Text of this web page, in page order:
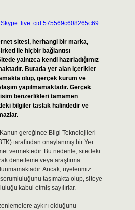
Skype: live:.cid.575569c608265c69
sitesi, herhangi bir marka,
ile hiçbir bağlantısı
yalnızca kendi hazırladığımız
Burada yer alan içerikler
olup, gerçek kurum ve
yapılmamaktadır. Gerçek
benzerlikleri tamamen
bilgiler taslak halindedir ve
gereğince Bilgi Teknolojileri
tarafından onaylanmış bir Yer
vermektedir. Bu nedenle, sitedeki
denetleme veya araştırma
Ancak, üyelerimiz
taşımakta olup, siteye
kabul etmiş sayılırlar.
aykırı olduğunu